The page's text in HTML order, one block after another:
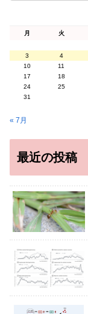
月 火
3
4
10
11
17
18
24
25
31
« 7月
最近の投稿